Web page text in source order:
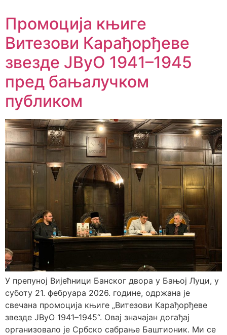
Промоција књиге
Витезови Карађорђеве
звезде ЈВуО 1941–1945
пред бањалучком
публиком
У препуној Вијећници Банског двора у Бањој Луци, у
суботу 21. фебруара 2026. године, одржана је
свечана промоција књиге „Витезови Карађорђеве
звезде ЈВуО 1941–1945“. Овај значајан догађај
организовало је Србско сабрање Баштионик. Ми се